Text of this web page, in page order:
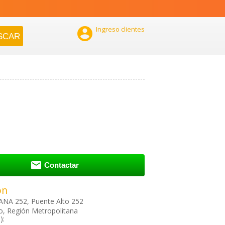
 Ingreso clientes
 Contactar
252, Puente Alto 252
Región Metropolitana